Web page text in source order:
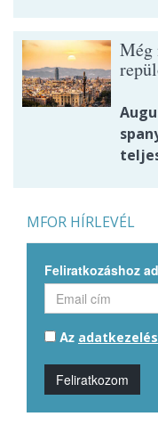
Még
MFOR HÍRLEVÉL
Feliratkozáshoz
Az
Feliratkozom